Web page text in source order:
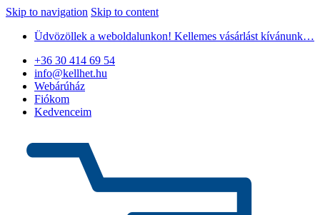
Skip to navigation Skip to content
Üdvözöllek a weboldalunkon! Kellemes vásárlást kívánunk…
+36 30 414 69 54
info@kellhet.hu
Webárúház
Fiókom
Kedvenceim